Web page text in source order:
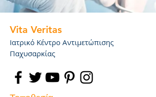
Vita Veritas
Ιατρικό Κέντρο Αντιμετώπισης
Παχυσαρκίας